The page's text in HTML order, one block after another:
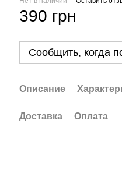
390 грн
Сообщить, когда
Описание
Доставка Оплата